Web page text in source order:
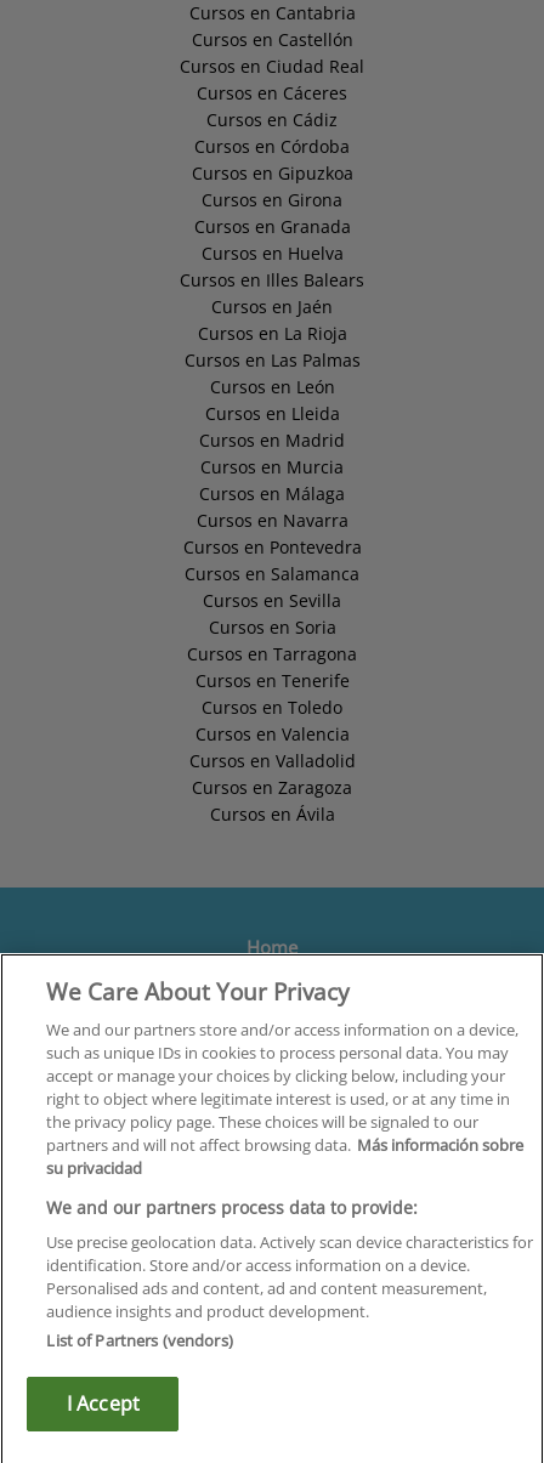
Cursos en Cantabria
Cursos en Castellón
Cursos en Ciudad Real
Cursos en Cáceres
Cursos en Cádiz
Cursos en Córdoba
Cursos en Gipuzkoa
Cursos en Girona
Cursos en Granada
Cursos en Huelva
Cursos en Illes Balears
Cursos en Jaén
Cursos en La Rioja
Cursos en Las Palmas
Cursos en León
Cursos en Lleida
Cursos en Madrid
Cursos en Murcia
Cursos en Málaga
Cursos en Navarra
Cursos en Pontevedra
Cursos en Salamanca
Cursos en Sevilla
Cursos en Soria
Cursos en Tarragona
Cursos en Tenerife
Cursos en Toledo
Cursos en Valencia
Cursos en Valladolid
Cursos en Zaragoza
Cursos en Ávila
Home
Formación
Centros
Orientación
Quiénes somos
Contacta
Aviso Legal
Política de Privacidad
Política de Cookies
Canal Ético
We Care About Your Privacy
We and our partners store and/or access information on a device,
such as unique IDs in cookies to process personal data. You may
accept or manage your choices by clicking below, including your
right to object where legitimate interest is used, or at any time in
the privacy policy page. These choices will be signaled to our
partners and will not affect browsing data. Más información sobre
su privacidad
We and our partners process data to provide:
Use precise geolocation data. Actively scan device characteristics for
identification. Store and/or access information on a device.
Personalised ads and content, ad and content measurement,
audience insights and product development.
List of Partners (vendors)
I Accept